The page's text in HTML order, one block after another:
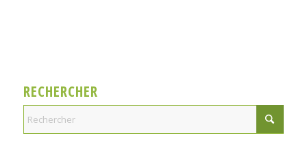
RECHERCHER